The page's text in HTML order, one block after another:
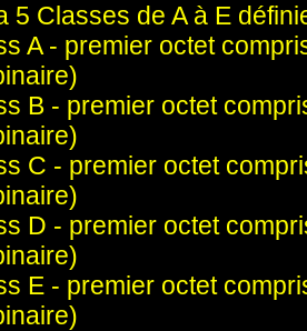
5 Classes de A à E
A - premier octet
B - premier octet
C - premier octet
D - premier octet
E - premier octet